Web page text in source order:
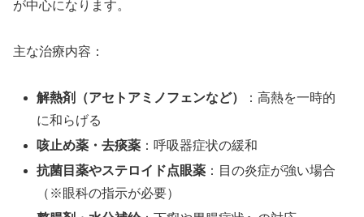
が中心になります。
主な治療内容：
解熱剤（アセトアミノフェンなど）
：高熱を一時的
に和らげる
咳止め薬・去痰薬 ：呼吸器症状の緩和
抗菌目薬やステロイド点眼薬 ：目の炎症が強い場合
（※眼科の指示が必要）